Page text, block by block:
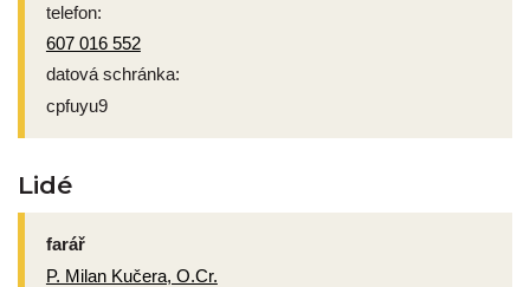
telefon:
607 016 552
datová schránka:
cpfuyu9
Lidé
farář
P. Milan Kučera, O.Cr.